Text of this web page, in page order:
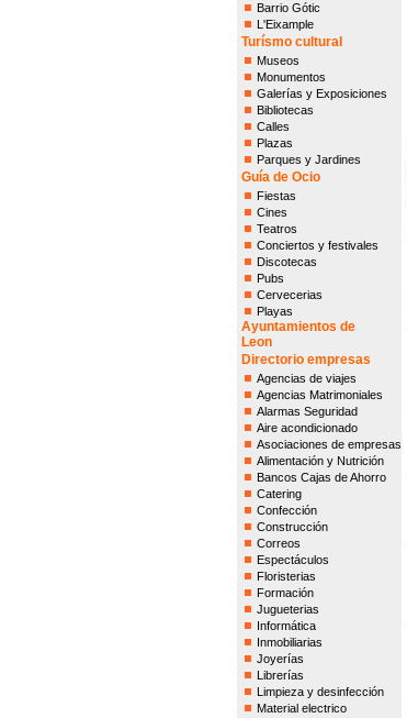
Barrio Gótic
L'Eixample
Turísmo cultural
Museos
Monumentos
Galerías y Exposiciones
Bibliotecas
Calles
Plazas
Parques y Jardines
Guía de Ocio
Fiestas
Cines
Teatros
Conciertos y festivales
Discotecas
Pubs
Cervecerias
Playas
Ayuntamientos de
Leon
Directorio empresas
Agencias de viajes
Agencias Matrimoniales
Alarmas Seguridad
Aire acondicionado
Asociaciones de empresas
Alimentación y Nutrición
Bancos Cajas de Ahorro
Catering
Confección
Construcción
Correos
Espectáculos
Floristerias
Formación
Jugueterias
Informática
Inmobiliarias
Joyerías
Librerías
Limpieza y desinfección
Material electrico